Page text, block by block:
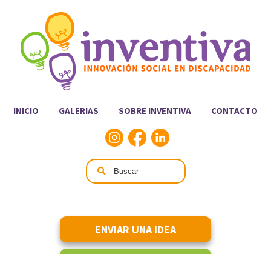
INICIO GALERIAS SOBRE INVENTIVA CONTACTO
ENVIAR UNA IDEA